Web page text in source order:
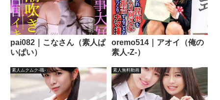
pai082｜こなさん（素人ぱ
いぱい）
oremo514｜アオイ（俺の
素人-Z-）
素人ムクムク-職- 素人無料動画